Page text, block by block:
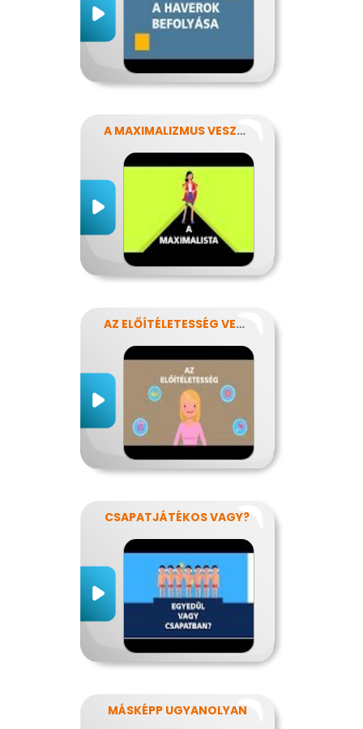
A MAXIMALIZMUS VESZÉLYEI
AZ ELŐÍTÉLETESSÉG VESZÉLYEI
CSAPATJÁTÉKOS VAGY?
MÁSKÉPP UGYANOLYAN